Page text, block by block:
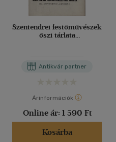
Szentendrei festőművészek
őszi tárlata
Antikvár partner
Árinformációk
Online ár: 1 590 Ft
Kosárba